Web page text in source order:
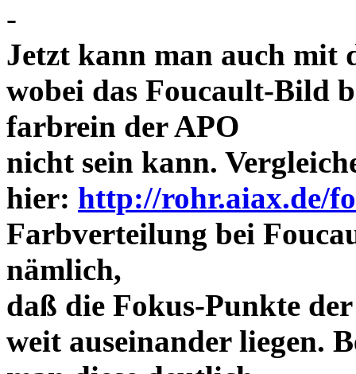
-
Jetzt kann man auch mit
wobei das Foucault-Bild
farbrein der APO
nicht sein kann.
hier: http://rohr.aiax.de/
Farbverteilung bei
nämlich,
daß die Fokus-Punkte
weit auseinander liegen.